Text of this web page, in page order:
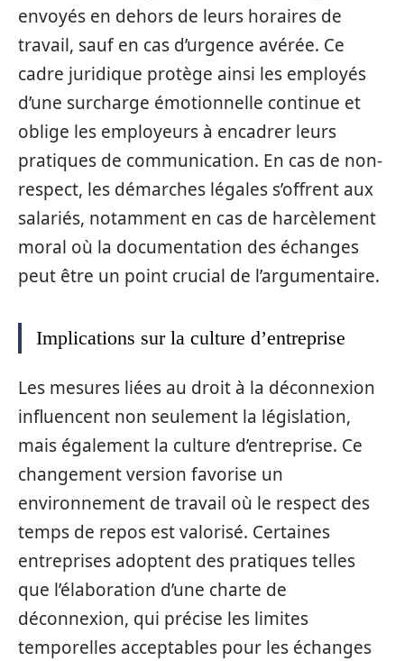
envoyés en dehors de leurs horaires de
travail, sauf en cas d’urgence avérée. Ce
cadre juridique protège ainsi les employés
d’une surcharge émotionnelle continue et
oblige les employeurs à encadrer leurs
pratiques de communication. En cas de non-
respect, les démarches légales s’offrent aux
salariés, notamment en cas de harcèlement
moral où la documentation des échanges
peut être un point crucial de l’argumentaire.
Implications sur la culture d’entreprise
Les mesures liées au droit à la déconnexion
influencent non seulement la législation,
mais également la culture d’entreprise. Ce
changement version favorise un
environnement de travail où le respect des
temps de repos est valorisé. Certaines
entreprises adoptent des pratiques telles
que l’élaboration d’une charte de
déconnexion, qui précise les limites
temporelles acceptables pour les échanges